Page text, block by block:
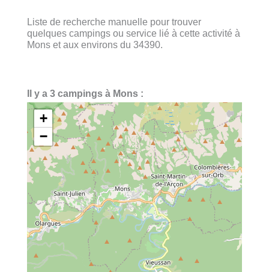
Liste de recherche manuelle pour trouver
quelques campings ou service lié à cette activité à
Mons et aux environs du 34390.
Il y a 3 campings à Mons :
+
−